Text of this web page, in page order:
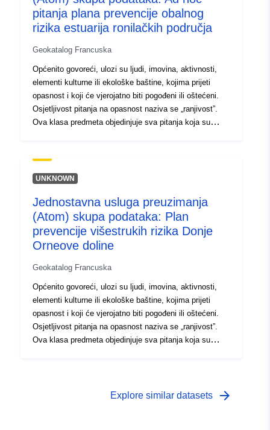
pitanja.
pitanja plana prevencije obalnog
rizika estuarija ronilačkih područja
Geokatalog Francuska
Općenito govoreći, ulozi su ljudi, imovina, aktivnosti,
elementi kulturne ili ekološke baštine, kojima prijeti
opasnost i koji će vjerojatno biti pogođeni ili oštećeni.
Osjetljivost pitanja na opasnost naziva se „ranjivost”.
Ova klasa predmeta objedinjuje sva pitanja koja su
osjetljivosti na ispitane opasnosti. Pitanje PPR-a stoga
se može razmotriti (ili ne) ovisno o vrsti ili vrstama
poznavanje pokrova zemljišta potrebnog za razvoj RPP-
a, u ili u blizini područja istraživanja, u vrijeme analize
pitanja.
UNKNOWN
Jednostavna usluga preuzimanja
(Atom) skupa podataka: Plan
prevencije višestrukih rizika Donje
Orneove doline
Geokatalog Francuska
Općenito govoreći, ulozi su ljudi, imovina, aktivnosti,
elementi kulturne ili ekološke baštine, kojima prijeti
opasnost i koji će vjerojatno biti pogođeni ili oštećeni.
Osjetljivost pitanja na opasnost naziva se „ranjivost”.
Ova klasa predmeta objedinjuje sva pitanja koja su
se može razmotriti (ili ne) ovisno o vrsti ili vrstama
Explore similar datasets arrow_forward